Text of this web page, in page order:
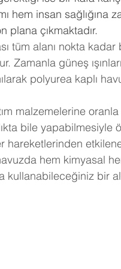
hem insan
plana çıkmaktadır.
Zamanla güneş
polyurea kaplı
bile yapabilmesiyle
hareketlerinden
hem kimyasal
kullanabileceğiniz bir